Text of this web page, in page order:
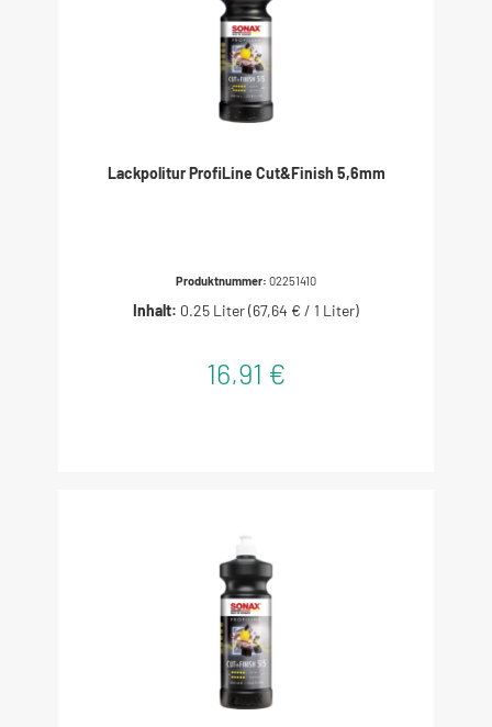
Lackpolitur ProfiLine Cut&Finish 5,6mm
Produktnummer: 02251410
Inhalt: 0.25 Liter(67,64 € / 1 Liter)
16,91 €